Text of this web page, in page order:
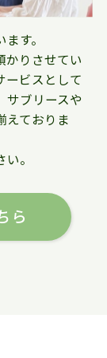
す。
かりさせてい
ービスとして
サブリースや
えておりま
。
ら